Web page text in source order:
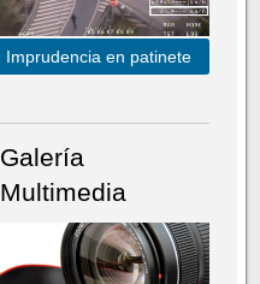
Imprudencia en patinete
Galería
Multimedia